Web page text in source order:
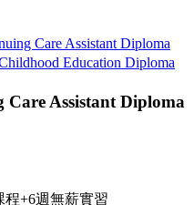
Care Assistant Diploma
Education Diploma
Assistant Diploma
程+6週無薪實習